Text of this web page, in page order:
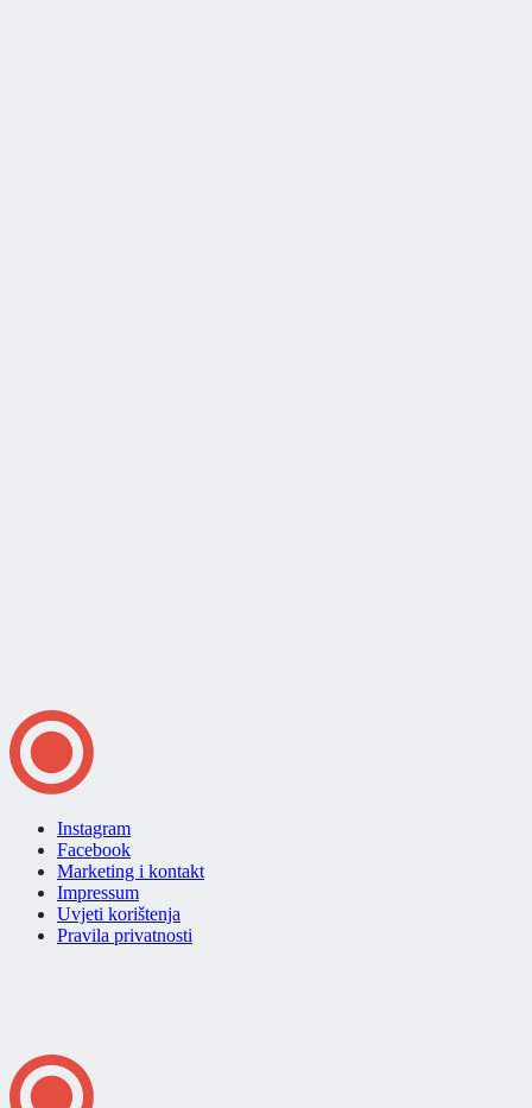
Instagram
Facebook
Marketing i kontakt
Impressum
Uvjeti korištenja
Pravila privatnosti